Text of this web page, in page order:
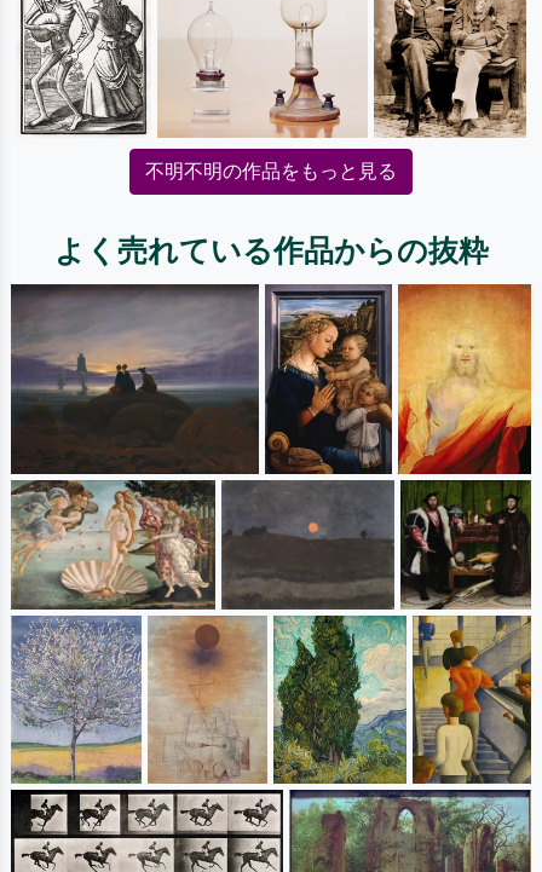
不明不明の作品をもっと見る
よく売れている作品からの抜粋